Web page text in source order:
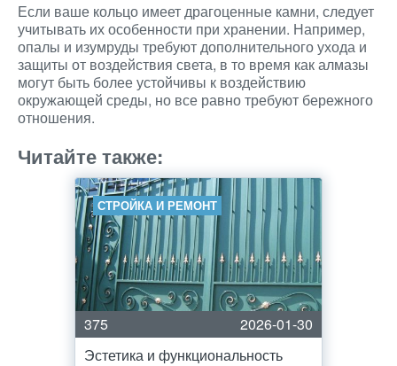
Если ваше кольцо имеет драгоценные камни, следует
учитывать их особенности при хранении. Например,
опалы и изумруды требуют дополнительного ухода и
защиты от воздействия света, в то время как алмазы
могут быть более устойчивы к воздействию
окружающей среды, но все равно требуют бережного
отношения.
Читайте также:
СТРОЙКА И РЕМОНТ
375
2026-01-30
Эстетика и функциональность